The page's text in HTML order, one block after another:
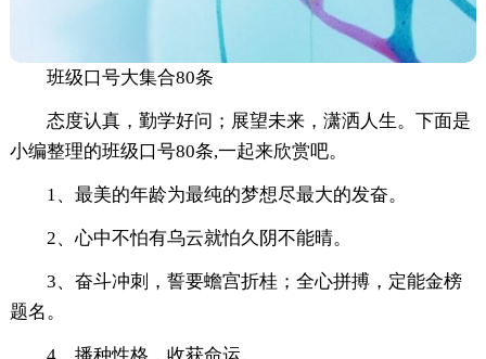
班级口号大集合80条
态度认真，勤学好问；展望未来，潇洒人生。下面是
小编整理的班级口号80条,一起来欣赏吧。
1、最美的年龄为最纯的梦想尽最大的发奋。
2、心中不怕有乌云就怕久阴不能晴。
3、奋斗冲刺，誓要蟾宫折桂；全心拼搏，定能金榜
题名。